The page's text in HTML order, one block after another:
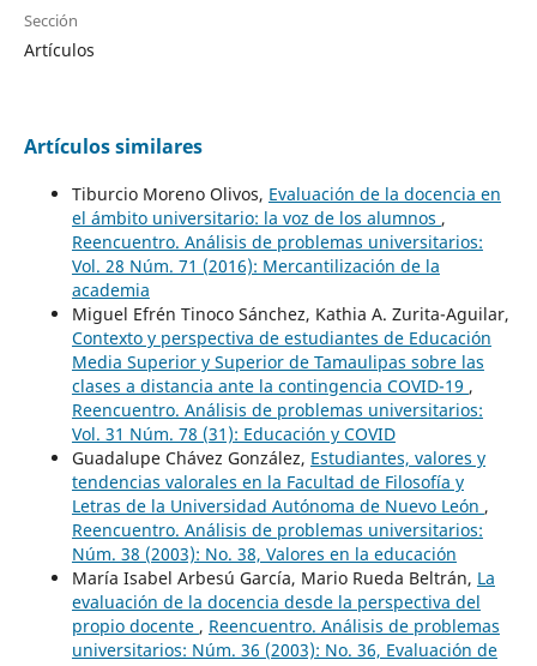
Sección
Artículos
Artículos similares
Tiburcio Moreno Olivos, Evaluación de la docencia en
el ámbito universitario: la voz de los alumnos ,
Reencuentro. Análisis de problemas universitarios:
Vol. 28 Núm. 71 (2016): Mercantilización de la
academia
Miguel Efrén Tinoco Sánchez, Kathia A. Zurita-Aguilar,
Contexto y perspectiva de estudiantes de Educación
Media Superior y Superior de Tamaulipas sobre las
clases a distancia ante la contingencia COVID-19 ,
Reencuentro. Análisis de problemas universitarios:
Vol. 31 Núm. 78 (31): Educación y COVID
Guadalupe Chávez González, Estudiantes, valores y
tendencias valorales en la Facultad de Filosofía y
Letras de la Universidad Autónoma de Nuevo León ,
Reencuentro. Análisis de problemas universitarios:
Núm. 38 (2003): No. 38, Valores en la educación
María Isabel Arbesú García, Mario Rueda Beltrán, La
evaluación de la docencia desde la perspectiva del
propio docente , Reencuentro. Análisis de problemas
universitarios: Núm. 36 (2003): No. 36, Evaluación de